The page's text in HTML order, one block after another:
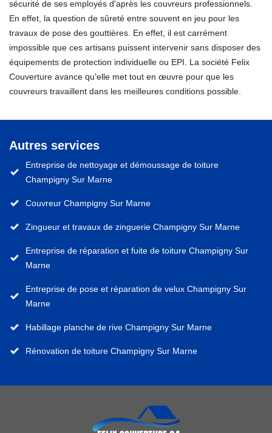
sécurité de ses employés d'après les couvreurs professionnels.
En effet, la question de sûreté entre souvent en jeu pour les
travaux de pose des gouttières. En effet, il est carrément
impossible que ces artisans puissent intervenir sans disposer des
équipements de protection individuelle ou EPI. La société Felix
Couverture avance qu'elle met tout en œuvre pour que les
couvreurs travaillent dans les meilleures conditions possible.
Autres services
Entreprise de nettoyage et démoussage de toiture
Champigny Sur Marne
Couvreur Champigny Sur Marne
Zingueur et travaux de zinguerie Champigny Sur Marne
Entreprise de réparation et fuite de toiture Champigny Sur
Marne
Entreprise de pose et réparation de velux Champigny Sur
Marne
Habillage planche de rive Champigny Sur Marne
Rénovation de toiture Champigny Sur Marne